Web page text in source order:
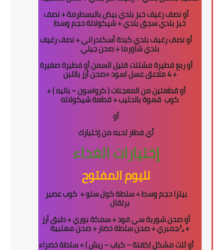
أو نصف رغيف خبز بلدي بيض بالبسطرمة + نصف
خبز بلدي سجق بلدي + شيكولاتة حجم وسط
أو نصف رغيف بلدي كبدة أسكندراني + نصف رغيف
بلدي شاورما + صحن جيلي
أو ربع فطيرة مشلتت قليل السمن أو فطيرة صغيرة
+ 4 ملاعق عسل اسود +صحن أرز باللبن
أو قطعتين من المعجنات ( كرواسون – باتيه ) +
كوب قهوة بالحليب + قطعة شيكولاته
أو
أي فطار تحبه من إختيارك
إختيارات الغداء
لليوم المفتوح
بيتزا حجم وسط + سلطة كول سلو + كوب عصير
برتقال
أو صحن شوربة سي فود + سمكة بوري + طبق أرز
+
¼جمبري + صحن سلطة خضار + صحن مهلبية
أو ثلث مشكل (كفتة – كباب – ريش ) + سلطة خضراء